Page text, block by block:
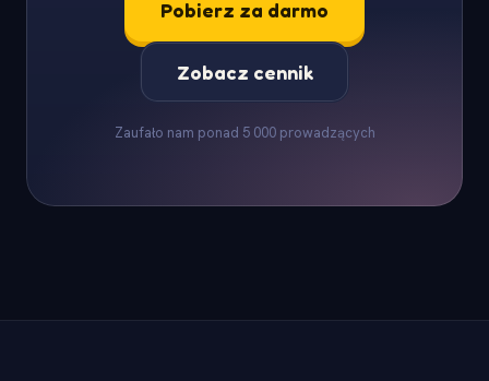
Pobierz za darmo
Zobacz cennik
Zaufało nam ponad 5 000 prowadzących